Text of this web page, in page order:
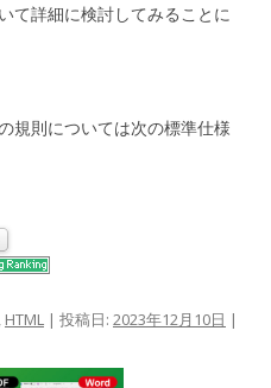
て詳細に検討してみることに
規則については次の標準仕様
, HTML | 投稿日: 2023年12月10日 |